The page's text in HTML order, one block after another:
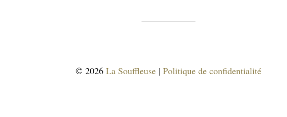
© 2026 La Souffleuse | Politique de confidentialité